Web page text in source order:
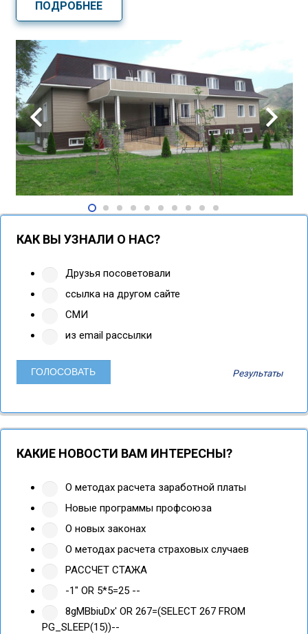
ПОДРОБНЕЕ
КАК ВЫ УЗНАЛИ О НАС?
Друзья посоветовали
ссылка на другом сайте
СМИ
из email рассылки
Результаты
КАКИЕ НОВОСТИ ВАМ ИНТЕРЕСНЫ?
О методах расчета заработной платы
Новые программы профсоюза
О новых законах
О методах расчета страховых случаев
РАССЧЕТ СТАЖА
-1" OR 5*5=25 --
8gMBbiuDx' OR 267=(SELECT 267 FROM
PG_SLEEP(15))--